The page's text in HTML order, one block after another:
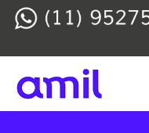
Skip